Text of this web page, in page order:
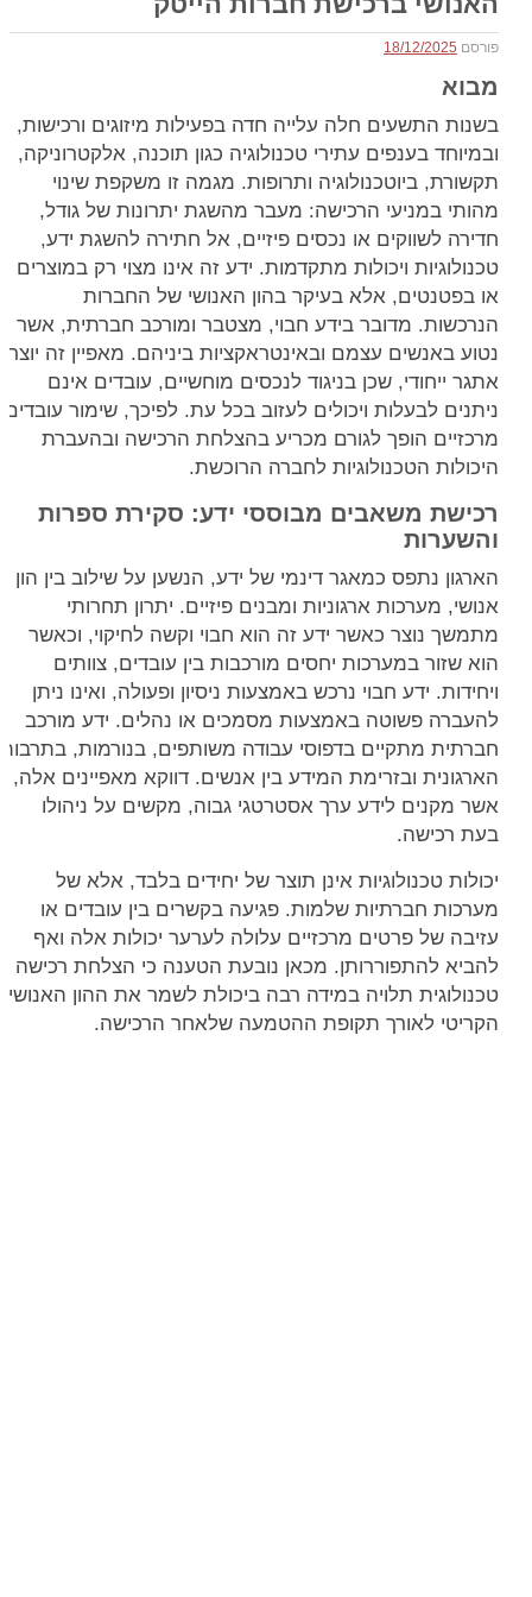
פורסם 18/12/2025
מבוא
בשנות התשעים חלה עלייה חדה בפעילות מיזוגים ורכישות,
ובמיוחד בענפים עתירי טכנולוגיה כגון תוכנה, אלקטרוניקה,
תקשורת, ביוטכנולוגיה ותרופות. מגמה זו משקפת שינוי
מהותי במניעי הרכישה: מעבר מהשגת יתרונות של גודל,
חדירה לשווקים או נכסים פיזיים, אל חתירה להשגת ידע,
טכנולוגיות ויכולות מתקדמות. ידע זה אינו מצוי רק במוצרים
או בפטנטים, אלא בעיקר בהון האנושי של החברות
הנרכשות. מדובר בידע חבוי, מצטבר ומורכב חברתית, אשר
נטוע באנשים עצמם ובאינטראקציות ביניהם. מאפיין זה יוצר
אתגר ייחודי, שכן בניגוד לנכסים מוחשיים, עובדים אינם
ניתנים לבעלות ויכולים לעזוב בכל עת. לפיכך, שימור עובדים
מרכזיים הופך לגורם מכריע בהצלחת הרכישה ובהעברת
היכולות הטכנולוגיות לחברה הרוכשת.
רכישת משאבים מבוססי ידע: סקירת ספרות
והשערות
הארגון נתפס כמאגר דינמי של ידע, הנשען על שילוב בין הון
אנושי, מערכות ארגוניות ומבנים פיזיים. יתרון תחרותי
מתמשך נוצר כאשר ידע זה הוא חבוי וקשה לחיקוי, וכאשר
הוא שזור במערכות יחסים מורכבות בין עובדים, צוותים
ויחידות. ידע חבוי נרכש באמצעות ניסיון ופעולה, ואינו ניתן
להעברה פשוטה באמצעות מסמכים או נהלים. ידע מורכב
חברתית מתקיים בדפוסי עבודה משותפים, בנורמות, בתרבות
הארגונית ובזרימת המידע בין אנשים. דווקא מאפיינים אלה,
אשר מקנים לידע ערך אסטרטגי גבוה, מקשים על ניהולו
בעת רכישה.
יכולות טכנולוגיות אינן תוצר של יחידים בלבד, אלא של
מערכות חברתיות שלמות. פגיעה בקשרים בין עובדים או
עזיבה של פרטים מרכזיים עלולה לערער יכולות אלה ואף
להביא להתפוררותן. מכאן נובעת הטענה כי הצלחת רכישה
טכנולוגית תלויה במידה רבה ביכולת לשמר את ההון האנושי
הקריטי לאורך תקופת ההטמעה שלאחר הרכישה.